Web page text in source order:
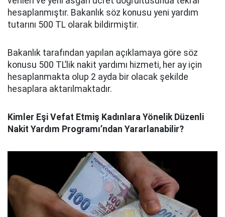
hesaplanmıştır. Bakanlık söz konusu yeni yardım
tutarını 500 TL olarak bildirmiştir.
Bakanlık tarafından yapılan açıklamaya göre söz
konusu 500 TL’lik nakit yardımı hizmeti, her ay için
hesaplanmakta olup 2 ayda bir olacak şekilde
hesaplara aktarılmaktadır.
Kimler Eşi Vefat Etmiş Kadınlara Yönelik Düzenli
Nakit Yardım Programı’ndan Yararlanabilir?